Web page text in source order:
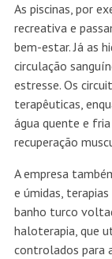
As piscinas, por
recreativa e
bem-estar. Já as
circulação
estresse. Os
terapêuticas,
água quente e
recuperação
A empresa
e úmidas,
banho turco
haloterapia, que
controlados para